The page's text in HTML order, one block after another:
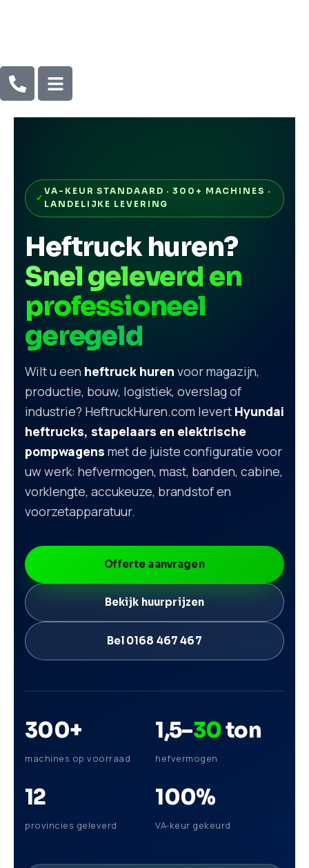
VA-KEUR STANDAARD · 300+ MACHINES ·
LANDELIJKE LEVERING
Heftruck huren?
Snel geleverd en
professioneel
geregeld
Wilt u een heftruck huren voor magazijn,
productie, bouw, logistiek, overslag of
industrie? HeftruckHuren.com levert Hyundai
heftrucks, stapelaars en elektrische
pompwagens met de juiste configuratie voor
uw werk: hefvermogen, mast, banden, cabine,
vorklengte, accukeuze, brandstof en
voorzetapparatuur.
Offerte aanvragen
Bekijk huurprijzen
Bel 0168 467 467
300+
machines op voorraad
1,5–30ton
hefvermogen
12
provincies geleverd
100%
VA-keur gekeurd